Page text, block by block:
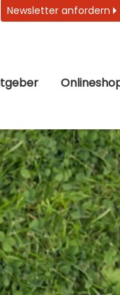
Newsletter anfordern